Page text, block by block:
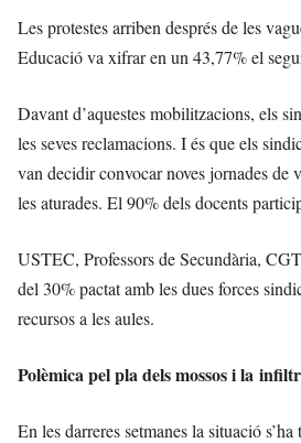
Les protestes arriben després de les
Educació va xifrar en un 43,77% el
Davant d’aquestes mobilitzacions, els
les seves reclamacions. I és que els
van decidir convocar noves jornades
les aturades. El 90% dels docents
USTEC, Professors de Secundària,
del 30% pactat amb les dues forces
recursos a les aules.
Polèmica pel pla dels mossos i la
En les darreres setmanes la situació